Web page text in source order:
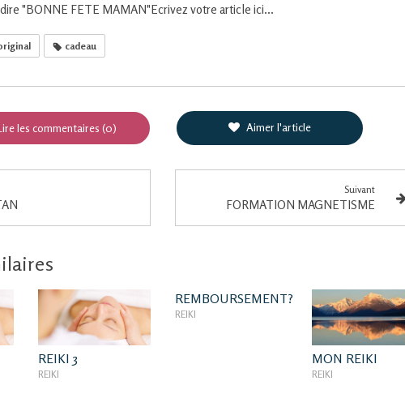
"BONNE FETE MAMAN"Ecrivez votre article ici...
cadeau
les commentaires (0) Aimer l'article
Suivant
FORMATION MAGNETISME
REIKI 3
REIKI
REMBOURSEMENT?
REIKI
MON REIKI
REIKI